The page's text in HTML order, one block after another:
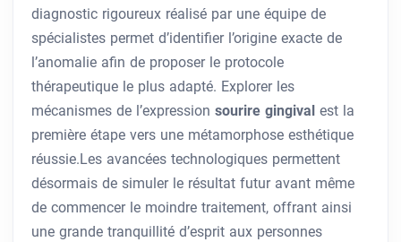
diagnostic rigoureux réalisé par une équipe de
spécialistes permet d’identifier l’origine exacte de
l’anomalie afin de proposer le protocole
thérapeutique le plus adapté. Explorer les
mécanismes de l’expression sourire gingival est la
première étape vers une métamorphose esthétique
réussie.Les avancées technologiques permettent
désormais de simuler le résultat futur avant même
de commencer le moindre traitement, offrant ainsi
une grande tranquillité d’esprit aux personnes